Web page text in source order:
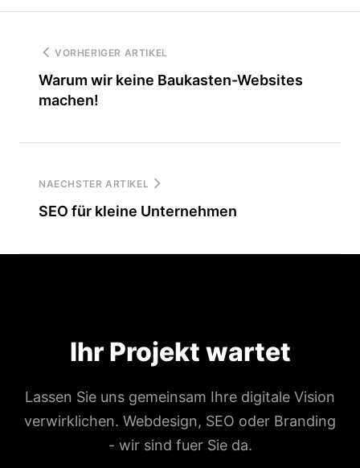
wöchentlich – besonders vor Feiertagen. Auf
Stunden antworten.
VORHERIGER ARTIKEL
Warum wir keine Baukasten-Websites
machen!
NAECHSTER ARTIKEL
SEO für kleine Unternehmen
Ihr Projekt wartet
Lassen Sie uns gemeinsam Ihre digitale Vision
verwirklichen. Webdesign, SEO oder Branding
- wir sind fuer Sie da.